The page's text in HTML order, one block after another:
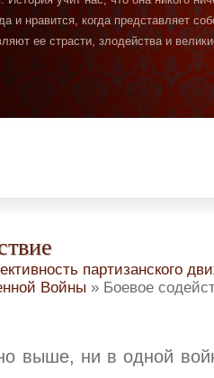
и нравится, когда представляет
ее страсти, злодейства и
партизанского
Войны » Боевое
выше, ни в одной